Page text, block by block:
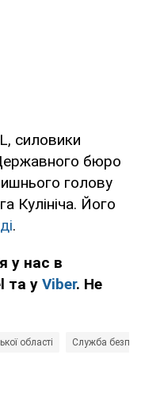
силовики
бюро
голову
Кулініча. Його
.
у нас в
та у Viber. Не
області Служба